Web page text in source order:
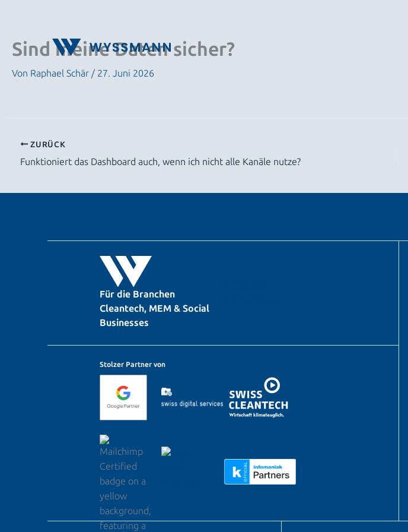
Sind meine Daten sicher?
Von Raphael Schär / 27. Juni 2026
ZURÜCK
Funktioniert das Dashboard auch, wenn ich nicht alle Kanäle nutze?
Für die Branchen
Cleantech, MEM & Social
Businesses
Stolzer Partner von